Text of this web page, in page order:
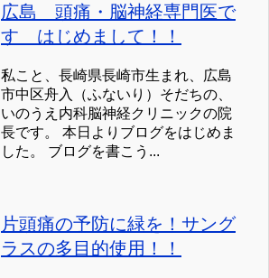
広島 頭痛・脳神経専門医で
す はじめまして！！
私こと、長崎県長崎市生まれ、広島
市中区舟入（ふないり）そだちの、
いのうえ内科脳神経クリニックの院
長です。 本日よりブログをはじめま
した。 ブログを書こう...
片頭痛の予防に緑を！サング
ラスの多目的使用！！